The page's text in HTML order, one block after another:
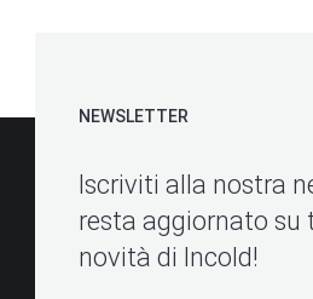
NEWSLETTER
Iscriviti alla nostra
resta aggiornato su
novità di Incold!